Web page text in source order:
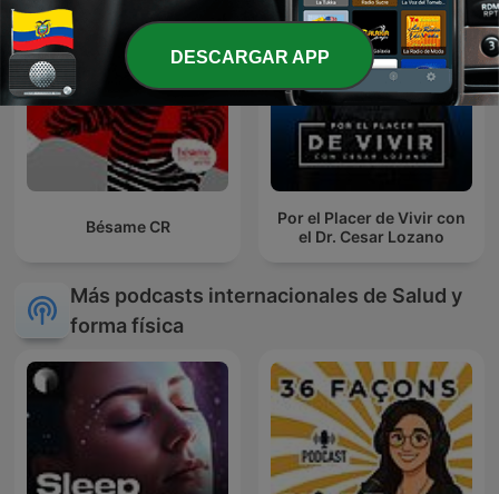
Bésame CR
Por el Placer de Vivir con
el Dr. Cesar Lozano
Más podcasts internacionales de Salud y
forma física
DESCARGAR APP